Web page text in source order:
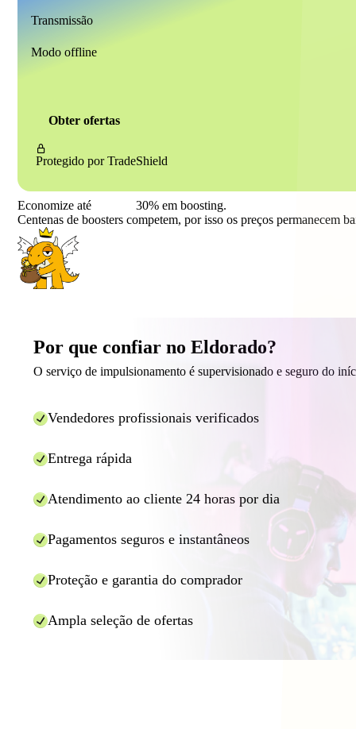
Transmissão
Modo offline
Obter ofertas
Protegido porTradeShield
Economize até 30% em boosting.
Centenas de boosters competem, por isso os preços permanecem
Por que confiar no Eldorado?
O serviço de impulsionamento é supervisionado e seguro do
Vendedores profissionais verificados
Entrega rápida
Atendimento ao cliente 24 horas por dia
Pagamentos seguros e instantâneos
Proteção e garantia do comprador
Ampla seleção de ofertas